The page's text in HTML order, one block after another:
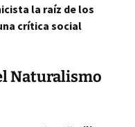
la raíz de los
crítica social
Naturalismo